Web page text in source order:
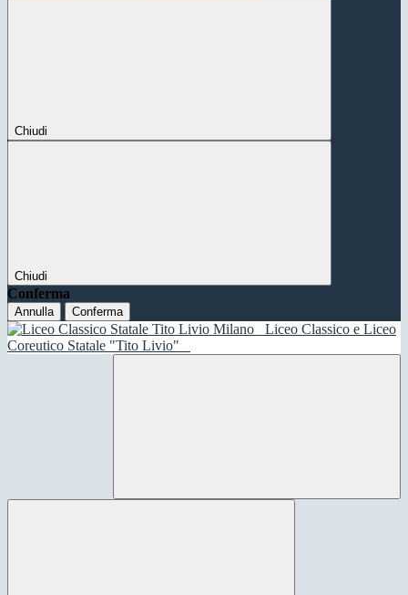
Chiudi
Chiudi
Conferma
Annulla Conferma
Liceo Classico e Liceo
Coreutico Statale "Tito Livio"